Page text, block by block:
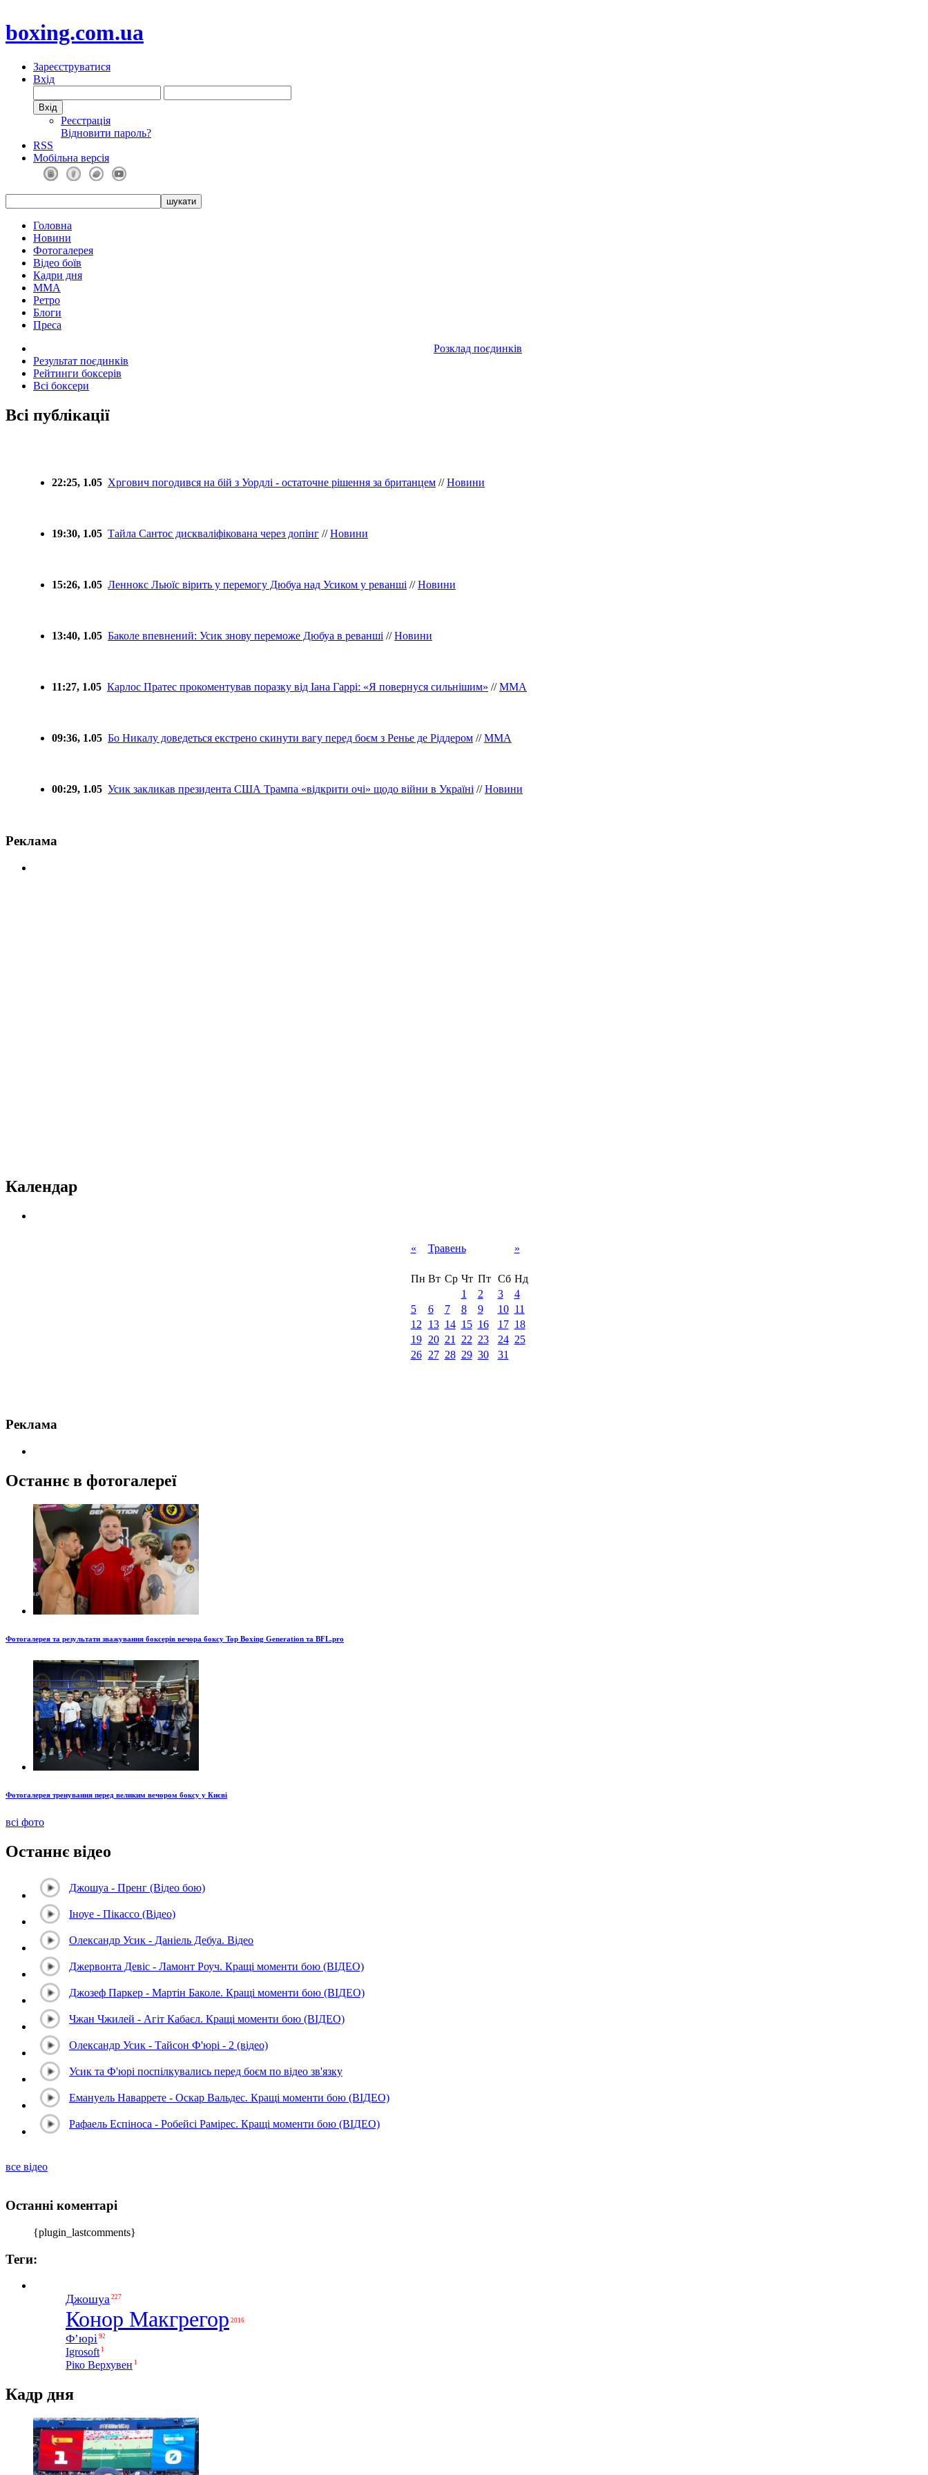
boxing.com.ua
Зареєструватися
Вхід
Реєстрація
Відновити пароль?
RSS
Мобільна версія
Головна
Новини
Фотогалерея
Відео боїв
Кадри дня
ММА
Ретро
Блоги
Преса
Розклад поєдинків
Результат поєдинків
Рейтинги боксерів
Всі боксери
Всі публікації
22:25, 1.05 Хргович погодився на бій з Уордлі - остаточне рішення за британцем //Новини
19:30, 1.05 Тайла Сантос дискваліфікована через допінг //Новини
15:26, 1.05 Леннокс Льюїс вірить у перемогу Дюбуа над Усиком у реванші //Новини
13:40, 1.05 Баколе впевнений: Усик знову переможе Дюбуа в реванші //Новини
11:27, 1.05 Карлос Пратес прокоментував поразку від Іана Гаррі: «Я повернуся сильнішим» //ММА
09:36, 1.05 Бо Никалу доведеться екстрено скинути вагу перед боєм з Ренье де Ріддером //ММА
00:29, 1.05 Усик закликав президента США Трампа «відкрити очі» щодо війни в Україні //Новини
Реклама
Календар
« Травень »
Пн Вт Ср Чт Пт Сб Нд
1
2 3
4
5
6 7 8 9 10 11
12
13 14 15 16 17 18
19
20 21 22 23 24 25
26
27 28 29 30 31
Реклама
Останнє в фотогалереї
Фотогалерея та результати зважування боксерів вечора боксу Top Boxing Generation та BFL.pro
Фотогалерея тренування перед великим вечором боксу у Києві
всі фото
Останнє відео
Джошуа - Пренг (Відео бою)
Іноуе - Пікассо (Відео)
Олександр Усик - Даніель Дебуа. Відео
Джервонта Девіс - Ламонт Роуч. Кращі моменти бою (ВІДЕО)
Джозеф Паркер - Мартін Баколе. Кращі моменти бою (ВІДЕО)
Чжан Чжилей - Агіт Кабаєл. Кращі моменти бою (ВІДЕО)
Олександр Усик - Тайсон Ф'юрі - 2 (відео)
Усик та Ф'юрі поспілкувались перед боєм по відео зв'язку
Емануель Наваррете - Оскар Вальдес. Кращі моменти бою (ВІДЕО)
Рафаель Еспіноса - Робейсі Рамірес. Кращі моменти бою (ВІДЕО)
все відео
Останні коментарі
{plugin_lastcomments}
Теги:
Джошуа 227
Конор Макгрегор 2016
Ф’юрі 92
Igrosoft 1
Ріко Верхувен 1
Кадр дня